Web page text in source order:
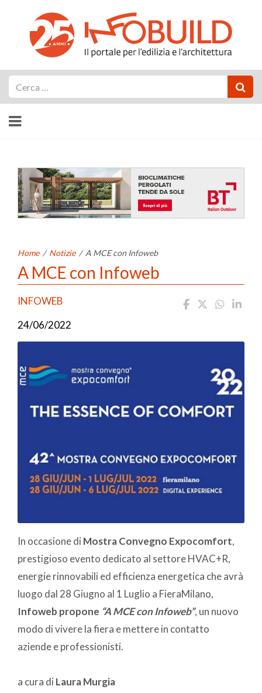
Home / Notizie / A MCE con Infoweb
A MCE con Infoweb
INFOWEB
24/06/2022
In occasione di Mostra Convegno Expocomfort,
prestigioso evento dedicato al settore HVAC+R,
energie rinnovabili ed efficienza energetica che avrà
luogo dal 28 Giugno al 1 Luglio a FieraMilano,
Infoweb propone “A MCE con Infoweb”, un nuovo
modo di vivere la fiera e mettere in contatto
aziende e professionisti.
a cura di Laura Murgia